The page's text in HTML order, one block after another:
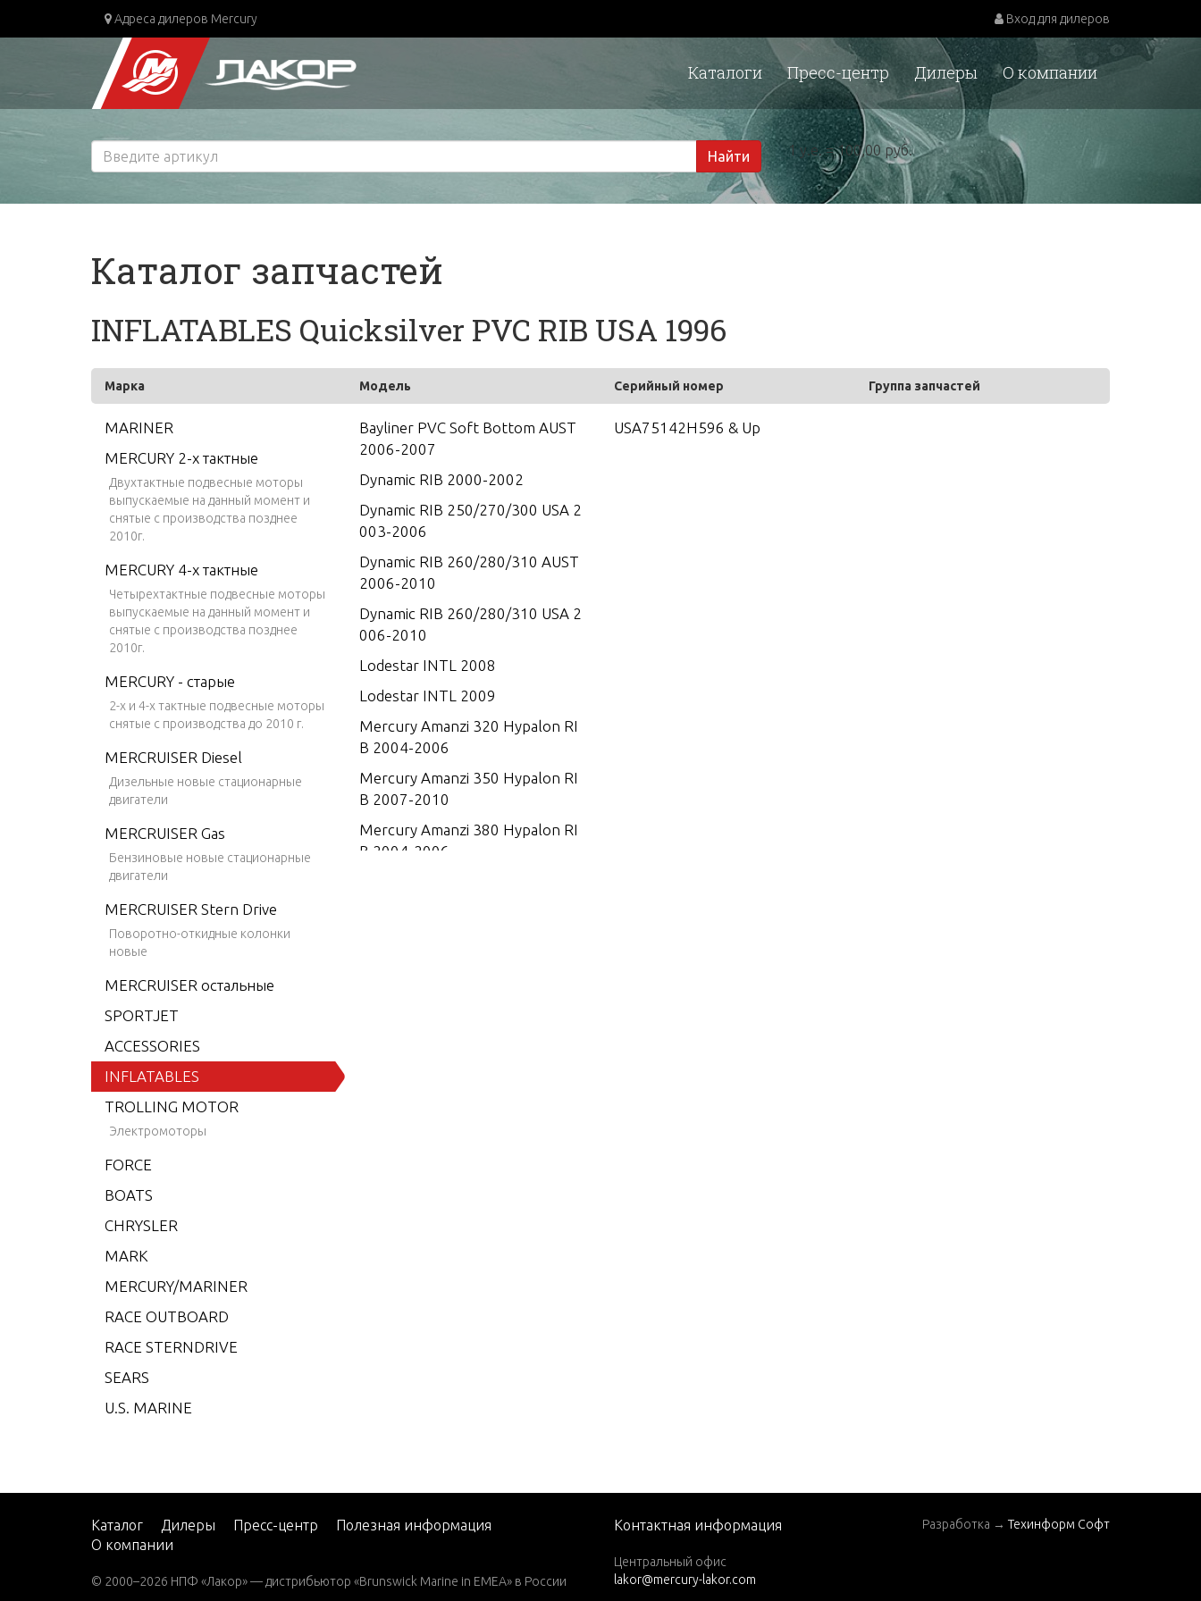
Адреса дилеров Mercury Вход для дилеров
О компании
Дилеры
Пресс-центр
Каталоги
Найти 1 у.е. = 100,00 руб.
Каталог запчастей
INFLATABLES Quicksilver PVC RIB USA 1996
Марка Модель Серийный номер Группа запчастей
MARINER
MERCURY 2-х тактные
Двухтактные подвесные моторы
выпускаемые на данный момент и
снятые с производства позднее
2010г.
MERCURY 4-х тактные
Четырехтактные подвесные моторы
выпускаемые на данный момент и
снятые с производства позднее
2010г.
MERCURY - старые
2-х и 4-х тактные подвесные моторы
снятые с производства до 2010 г.
MERCRUISER Diesel
Дизельные новые стационарные
двигатели
MERCRUISER Gas
Бензиновые новые стационарные
двигатели
MERCRUISER Stern Drive
Поворотно-откидные колонки
новые
MERCRUISER остальные
SPORTJET
ACCESSORIES
INFLATABLES
TROLLING MOTOR
Электромоторы
FORCE
BOATS
CHRYSLER
MARK
MERCURY/MARINER
RACE OUTBOARD
RACE STERNDRIVE
SEARS
U.S. MARINE
Bayliner PVC Soft Bottom AUST
2006-2007
Dynamic RIB 2000-2002
Dynamic RIB 250/270/300 USA 2
003-2006
Dynamic RIB 260/280/310 AUST
2006-2010
Dynamic RIB 260/280/310 USA 2
006-2010
Lodestar INTL 2008
Lodestar INTL 2009
Mercury Amanzi 320 Hypalon RI
B 2004-2006
Mercury Amanzi 350 Hypalon RI
B 2007-2010
Mercury Amanzi 380 Hypalon RI
B 2004-2006
2009-2009
002
USA75142H596 & Up
Каталог Дилеры Пресс-центр
Полезная информация
О компании
© 2000–2026 НПФ «Лакор» — дистрибьютор «Brunswick Marine in EMEA» в России
Контактная информация
Центральный офис
lakor@mercury-lakor.com
Разработка → Техинформ Софт